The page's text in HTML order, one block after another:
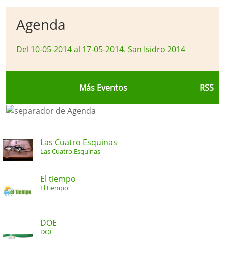
Agenda
Del 10-05-2014 al 17-05-2014. San Isidro 2014
Más Eventos RSS
Las Cuatro Esquinas
Las Cuatro Esquinas
El tiempo
El tiempo
DOE
DOE